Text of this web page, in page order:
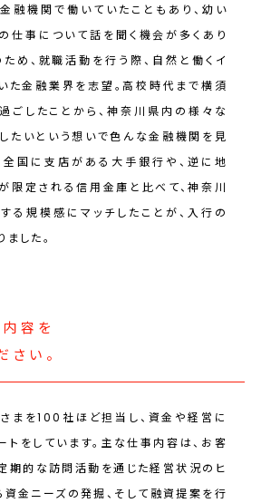
融機関で働いていたこともあり、幼い
仕事について話を聞く機会が多くあり
ため、就職活動を行う際、自然と働くイ
た金融業界を志望。高校時代まで横須
ごしたことから、神奈川県内の様々な
たいという想いで色んな金融機関を見
全国に支店がある大手銀行や、逆に地
限定される信用金庫と比べて、神奈川
る規模感にマッチしたことが、入行の
した。
容を
さい。
まを100社ほど担当し、資金や経営に
トをしています。主な仕事内容は、お客
期的な訪問活動を通じた経営状況のヒ
資金ニーズの発掘、そして融資提案を行